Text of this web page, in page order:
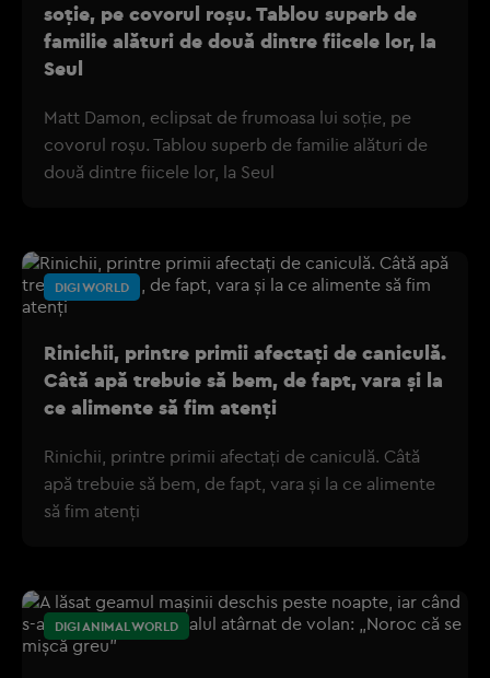
soție, pe covorul roșu. Tablou superb de
familie alături de două dintre fiicele lor, la
Seul
Matt Damon, eclipsat de frumoasa lui soție, pe
covorul roșu. Tablou superb de familie alături de
două dintre fiicele lor, la Seul
DIGI WORLD
Rinichii, printre primii afectați de caniculă.
Câtă apă trebuie să bem, de fapt, vara și la
ce alimente să fim atenți
Rinichii, printre primii afectați de caniculă. Câtă
apă trebuie să bem, de fapt, vara și la ce alimente
să fim atenți
DIGI ANIMAL WORLD